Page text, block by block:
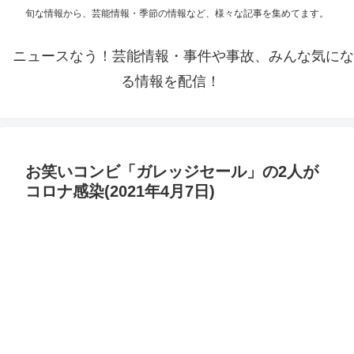
旬な情報から、芸能情報・季節の情報など、様々な記事を集めてます。
ニュースなう！芸能情報・事件や事故、みんな気にな
る情報を配信！
お笑いコンビ「ガレッジセール」の2人が
コロナ感染(2021年4月7日)